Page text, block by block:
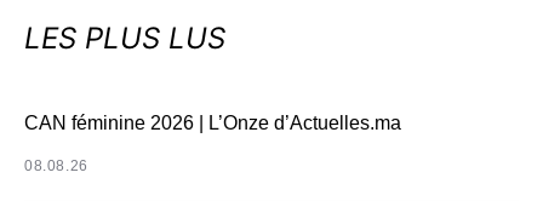
LES PLUS LUS
CAN féminine 2026 | L’Onze d’Actuelles.ma
08.08.26